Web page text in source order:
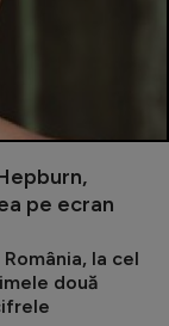
pe ecran
la cel
două